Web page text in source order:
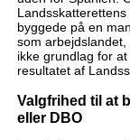
byggede på en
som
ikke grundlag for
resultatet af
Valgfrihed til at
eller DBO